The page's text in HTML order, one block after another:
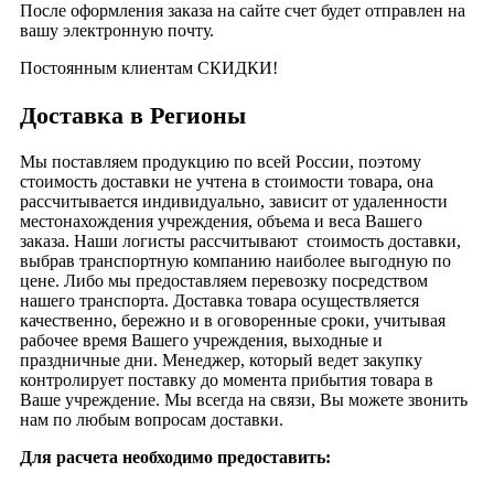
После оформления заказа на сайте счет будет отправлен на
вашу электронную почту.
Постоянным клиентам СКИДКИ!
Доставка в Регионы
Мы поставляем продукцию по всей России, поэтому
стоимость доставки не учтена в стоимости товара, она
рассчитывается индивидуально, зависит от удаленности
местонахождения учреждения, объема и веса Вашего
заказа. Наши логисты рассчитывают стоимость доставки,
выбрав транспортную компанию наиболее выгодную по
цене. Либо мы предоставляем перевозку посредством
нашего транспорта. Доставка товара осуществляется
качественно, бережно и в оговоренные сроки, учитывая
рабочее время Вашего учреждения, выходные и
праздничные дни. Менеджер, который ведет закупку
контролирует поставку до момента прибытия товара в
Ваше учреждение. Мы всегда на связи, Вы можете звонить
нам по любым вопросам доставки.
Для расчета необходимо предоставить: